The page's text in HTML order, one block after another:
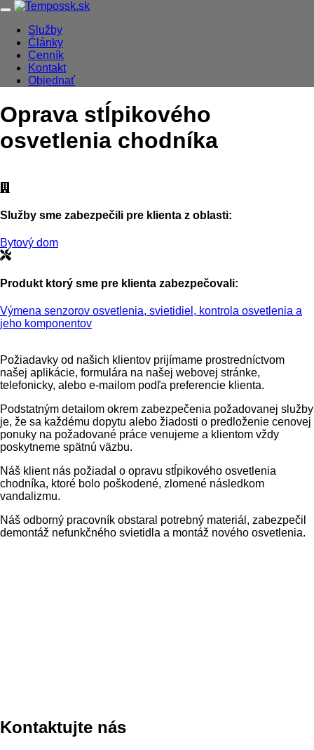
Skip
main
content
Navigácia
Main
navigation
Služby
Články
Cenník
Kontakt
Objednať
Oprava stĺpikového
osvetlenia chodníka
Služby sme zabezpečili pre klienta z oblasti:
Bytový dom
Produkt ktorý sme pre klienta zabezpečovali:
Výmena senzorov osvetlenia, svietidiel, kontrola osvetlenia a
jeho komponentov
Požiadavky od našich klientov prijímame prostredníctvom
našej aplikácie, formulára na našej webovej stránke,
telefonicky, alebo e-mailom podľa preferencie klienta.
Podstatným detailom okrem zabezpečenia požadovanej služby
je, že sa každému dopytu alebo žiadosti o predloženie cenovej
ponuky na požadované práce venujeme a klientom vždy
poskytneme spätnú väzbu.
Náš klient nás požiadal o opravu stĺpikového osvetlenia
chodníka, ktoré bolo poškodené, zlomené následkom
vandalizmu.
Náš odborný pracovník obstaral potrebný materiál, zabezpečil
demontáž nefunkčného svietidla a montáž nového osvetlenia.
Kontaktujte nás